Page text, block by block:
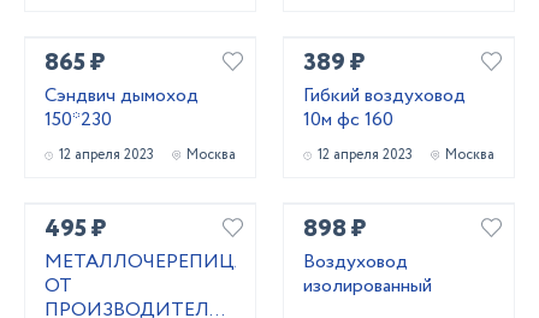
865 ₽
Сэндвич дымоход
150*230
12 апреля 2023 Москва
389 ₽
Гибкий воздуховод
10м фс 160
12 апреля 2023 Москва
495 ₽
МЕТАЛЛОЧЕРЕПИЦА
ОТ
ПРОИЗВОДИТЕЛЯ,
898 ₽
Воздуховод
изолированный